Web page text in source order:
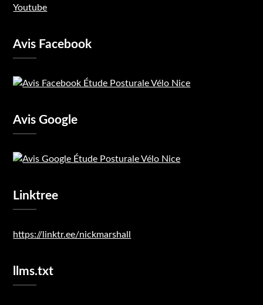
Youtube
Avis Facebook
Avis Google
Linktree
https://linktr.ee/nickmarshall
llms.txt